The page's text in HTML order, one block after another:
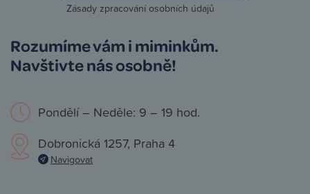
Zásady zpracování osobních údajů
Rozumíme vám i miminkům.
Navštivte nás osobně!
Pondělí – Neděle: 9 – 19 hod.
Dobronická 1257, Praha 4
Navigovat